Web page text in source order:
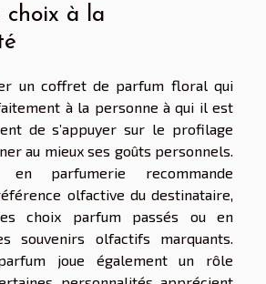
à la
un coffret de parfum floral qui
à la personne à qui il est
de s’appuyer sur le profilage
au mieux ses goûts personnels.
parfumerie recommande
olfactive du destinataire,
choix parfum passés ou en
souvenirs olfactifs marquants.
joue également un rôle